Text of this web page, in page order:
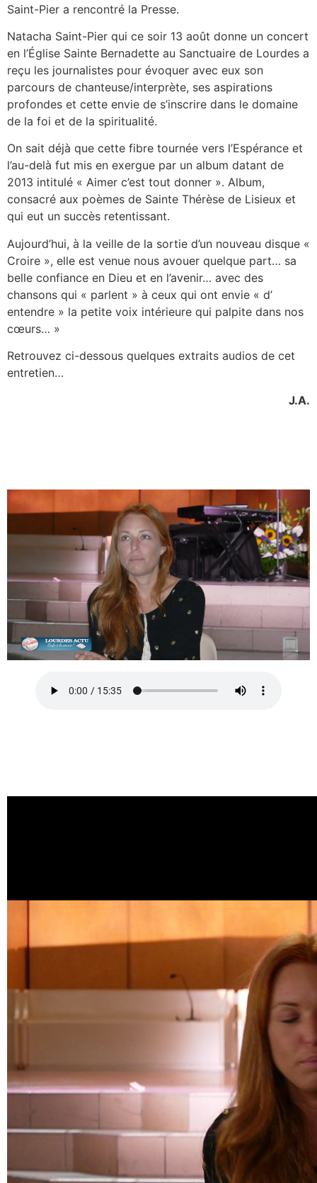
Saint-Pier a rencontré la Presse.
Natacha Saint-Pier qui ce soir 13 août donne un concert
en l’Église Sainte Bernadette au Sanctuaire de Lourdes a
reçu les journalistes pour évoquer avec eux son
parcours de chanteuse/interprète, ses aspirations
profondes et cette envie de s’inscrire dans le domaine
de la foi et de la spiritualité.
On sait déjà que cette fibre tournée vers l’Espérance et
l’au-delà fut mis en exergue par un album datant de
2013 intitulé « Aimer c’est tout donner ». Album,
consacré aux poèmes de Sainte Thérèse de Lisieux et
qui eut un succès retentissant.
Aujourd’hui, à la veille de la sortie d’un nouveau disque «
Croire », elle est venue nous avouer quelque part… sa
belle confiance en Dieu et en l’avenir… avec des
chansons qui « parlent » à ceux qui ont envie « d’
entendre » la petite voix intérieure qui palpite dans nos
cœurs… »
Retrouvez ci-dessous quelques extraits audios de cet
entretien…
J.A.